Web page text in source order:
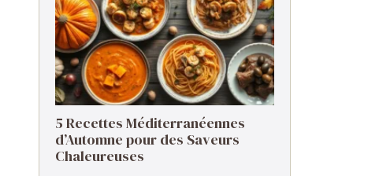
5 Recettes Méditerranéennes
d’Automne pour des Saveurs
Chaleureuses